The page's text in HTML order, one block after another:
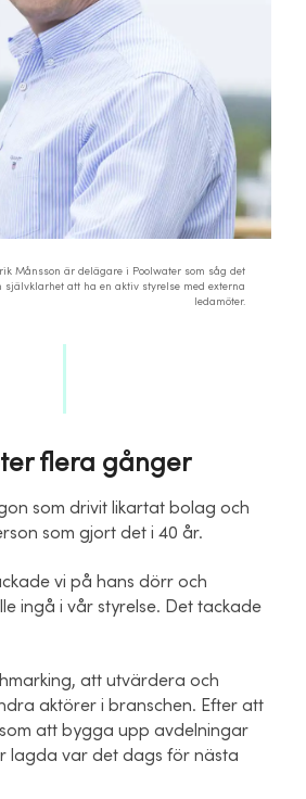
Månsson är delägare i Poolwater som såg det
självklarhet att ha en aktiv styrelse med externa
ledamöter.
flera gånger
som drivit likartat bolag och
som gjort det i 40 år.
vi på hans dörr och
ingå i vår styrelse. Det tackade
att utvärdera och
aktörer i branschen. Efter att
att bygga upp avdelningar
lagda var det dags för nästa